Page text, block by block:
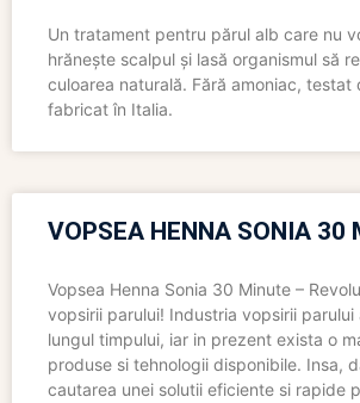
Un tratament pentru părul alb care nu
hrănește scalpul și lasă organismul să
culoarea naturală. Fără amoniac, testat
fabricat în Italia.
VOPSEA HENNA SONIA 30
Vopsea Henna Sonia 30 Minute –
vopsirii parului! Industria vopsirii
lungul timpului, iar in prezent exista o
produse si tehnologii disponibile. Insa,
cautarea unei solutii eficiente si rapide